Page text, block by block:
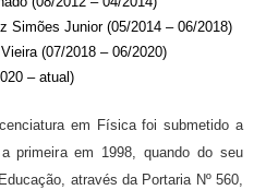
Simões Junior (05/2014 – 06/2018)
(07/2018 – 06/2020)
– atual)
em Física foi submetido a
primeira em 1998, quando do seu
através da Portaria Nº 560,